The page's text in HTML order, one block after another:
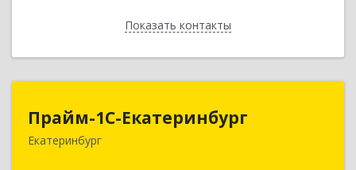
Показать контакты
Назад
Прайм-1С-Екатеринбург
Екатеринбург
Прайм-1С-Екатеринбург
620142, Свердловская обл, Екатеринбург г, 8